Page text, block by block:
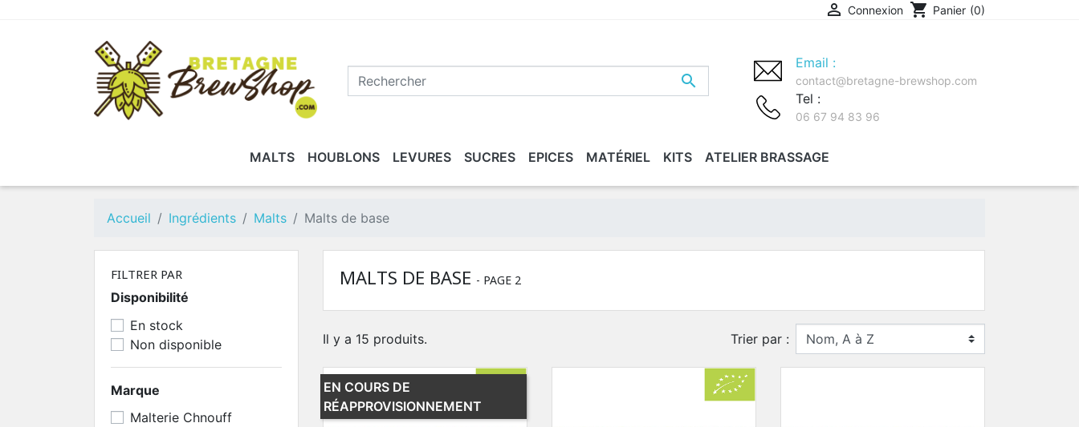
 Connexion shopping_cart Panier (0)

Email :
contact@bretagne-brewshop.com
Tel :
06 67 94 83 96
MALTS
MALTS DE BASE MALTS SPÉCIAUX EXTRAITS DE MALT MALTS "BIO"
HOUBLONS LEVURES
FERMENTIS LALLEMAND DLUO DÉPASSÉE
SUCRES EPICES MATÉRIEL
MATÉRIEL DE MESURE BRASSAGE NETTOYER / DÉSINFECTER CONDITIONNEMENT BEERSMITH
KITS
KITS DE BRASSAGE KITS RECETTES
ATELIER BRASSAGE
Accueil Ingrédients Malts Malts de base
FILTRER PAR
Disponibilité
En stock
Non disponible
Marque
Malterie Chnouff
MALTS DE BASE - PAGE 2
Il y a 15 produits. Trier par :
EN COURS DE
RÉAPPROVISIONNEMENT